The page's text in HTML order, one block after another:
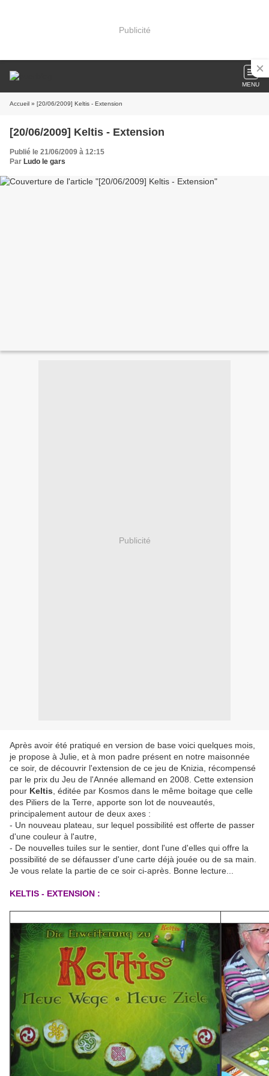
Publicité
MENU
Accueil » [20/06/2009] Keltis - Extension
[20/06/2009] Keltis - Extension
Publié le 21/06/2009 à 12:15
Par Ludo le gars
Publicité
Après avoir été pratiqué en version de base voici quelques mois,
je propose à Julie, et à mon padre présent en notre maisonnée
ce soir, de découvrir l'extension de ce jeu de Knizia, récompensé
par le prix du Jeu de l'Année allemand en 2008. Cette extension
pour Keltis , éditée par Kosmos dans le même boitage que celle
des Piliers de la Terre, apporte son lot de nouveautés,
principalement autour de deux axes :
- Un nouveau plateau, sur lequel possibilité est offerte de passer
d'une couleur à l'autre,
- De nouvelles tuiles sur le sentier, dont l'une d'elles qui offre la
possibilité de se défausser d'une carte déjà jouée ou de sa main.
Je vous relate la partie de ce soir ci-après. Bonne lecture...
KELTIS - EXTENSION :